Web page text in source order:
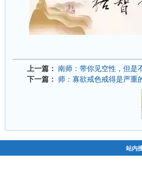
上一篇：
南师：带你见空性，但是
下一篇：
师：寡欲戒色戒得是严重
站内